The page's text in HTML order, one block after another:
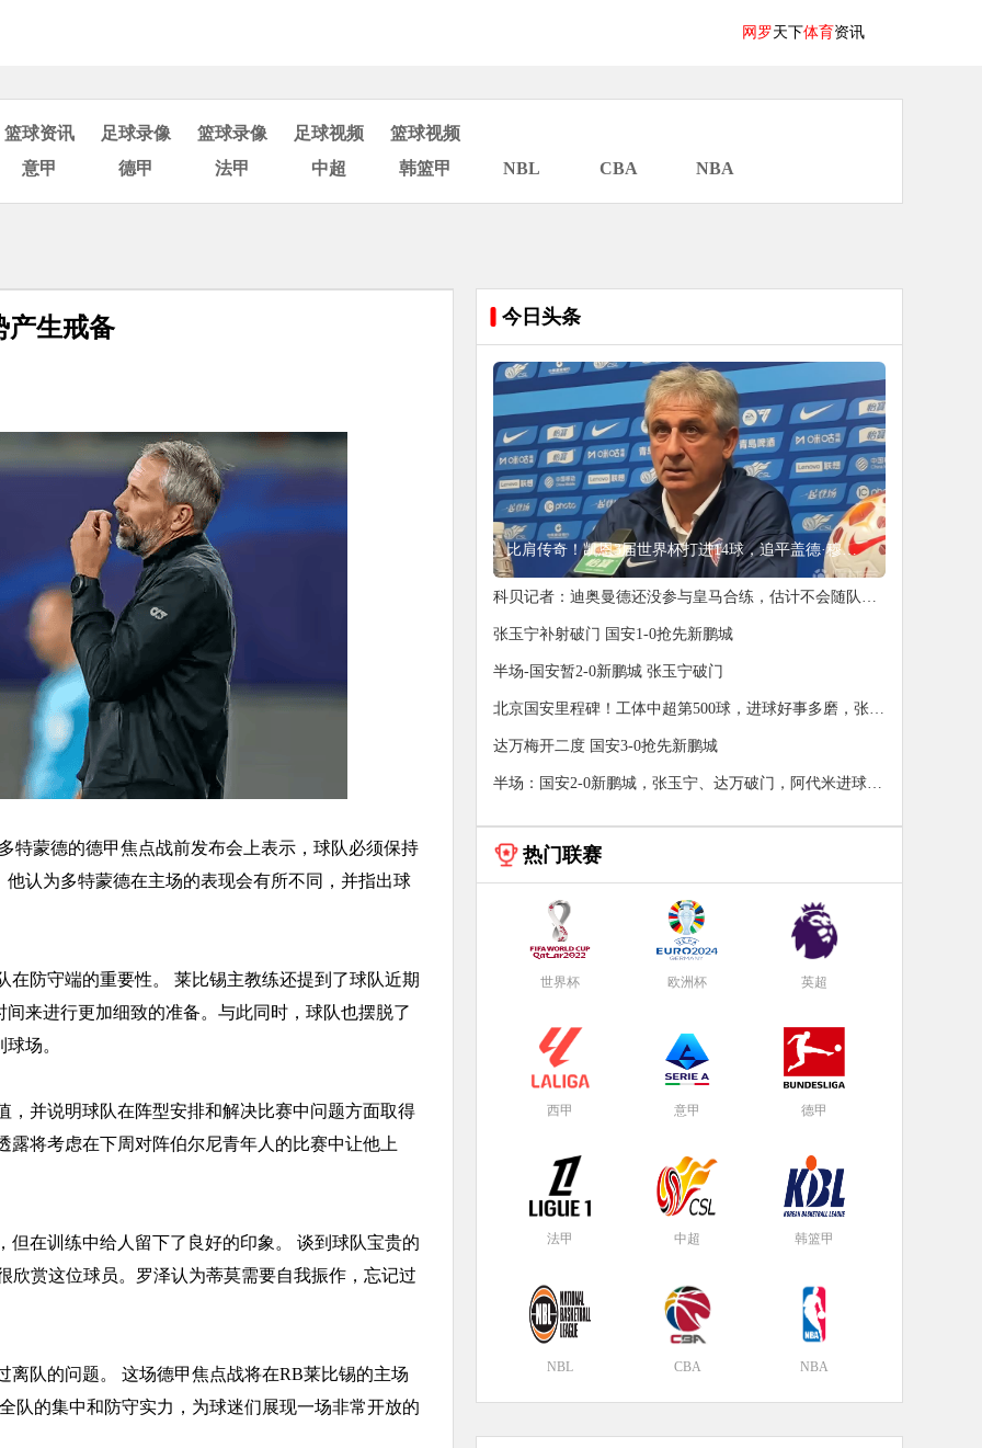
网罗天下体育资讯
篮球资讯 足球录像 篮球录像 足球视频
篮球视频
意甲
德甲 法甲 中超 韩篮甲 NBL CBA NBA
产生戒备
特蒙德的德甲焦点战前发布会上表示，球队必须保持
认为多特蒙德在主场的表现会有所不同，并指出球
防守端的重要性。 莱比锡主教练还提到了球队近期
来进行更加细致的准备。与此同时，球队也摆脱了
场。
，并说明球队在阵型安排和解决比赛中问题方面取得
将考虑在下周对阵伯尔尼青年人的比赛中让他上
在训练中给人留下了良好的印象。 谈到球队宝贵的
欣赏这位球员。罗泽认为蒂莫需要自我振作，忘记过
队的问题。 这场德甲焦点战将在RB莱比锡的主场
队的集中和防守实力，为球迷们展现一场非常开放的
今日头条
比肩传奇！凯恩3届世界杯打进14球，追平盖德·穆勒并排前史第5
科贝记者：迪奥曼德还没参与皇马合练，估计不会随队去
张玉宁补射破门 国安1-0抢先新鹏城
半场-国安暂2-0新鹏城 张玉宁破门
北京国安里程碑！工体中超第500球，进球好事多磨，张玉
达万梅开二度 国安3-0抢先新鹏城
半场：国安2-0新鹏城，张玉宁、达万破门，阿代米进球无
热门联赛
世界杯 欧洲杯 英超
西甲 意甲 德甲
法甲 中超 韩篮甲
NBL CBA NBA